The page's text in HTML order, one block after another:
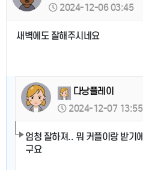
2024-12-06 03:45
새벽에도 잘해주시네요
다낭플레이
2024-12-07 13:55
엄청 잘하져.. 뭐 커플이랑 받기
구요